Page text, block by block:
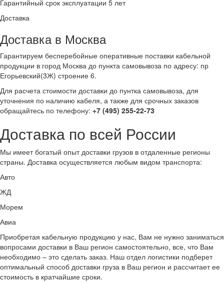
Гарантийный срок эксплуатации 5 лет
Доставка
Доставка в Москва
Гарантируем бесперебойные оперативные поставки кабельной
продукции в город Москва до пункта самовывоза по адресу: пр
Егорьевский(3Ж) строение 6.
Для расчета стоимости доставки до пунтка самовывоза, для
уточнения по наличию кабеля, а также для срочных заказов
обращайтесь по телефону: +7 (495) 255-22-73
Доставка по всей России
Мы имеет богатый опыт доставки грузов в отдаленные регионы
страны. Доставка осуществляется любым видом транспорта:
Авто
ЖД
Морем
Авиа
Приобретая кабельную продукцию у нас, Вам не нужно заниматься
вопросами доставки в Ваш регион самостоятельно, все, что Вам
необходимо – это сделать заказ. Наш отдел логистики подберет
оптимальный способ доставки груза в Ваш регион и рассчитает ее
стоимость в кратчайшие сроки.